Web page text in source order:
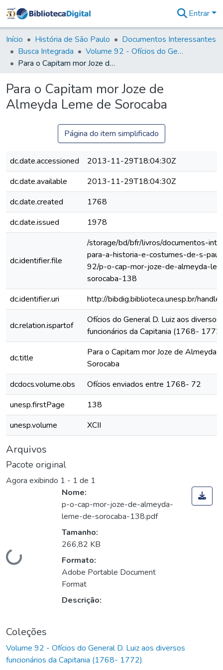
&
Coleções
Tudo na
Biblioteca
Estatísticas
Entrar
Início História de São Paulo
Documentos Interessantes
Busca Integrada
Volume 92 - Ofícios do General D. Luiz aos diversos funcionários da Capitania (1768- 1772)
Para o Capitam mor Joze de Almeyda Leme de Sorocaba
Para o Capitam mor Joze de
Almeyda Leme de Sorocaba
Página do item simplificado
dc.date.accessioned
2013-11-29T18:04:30Z
dc.date.available
2013-11-29T18:04:30Z
dc.date.created
1768
dc.date.issued
1978
dc.identifier.file
/storage/bd/bfr/livros/documentos-
para-a-historia-e-costumes-de-s-
92/p-o-cap-mor-joze-de-almeyda-
sorocaba-138
dc.identifier.uri
http://bibdig.biblioteca.unesp.br/
dc.relation.ispartof
Ofícios do General D. Luiz aos diversos
funcionários da Capitania (1768- 1772)
dc.title
Para o Capitam mor Joze de Almeyda
Sorocaba
dcdocs.volume.obs
Ofícios enviados entre 1768- 72
unesp.firstPage
138
unesp.volume
XCII
Arquivos
Pacote original
Agora exibindo 1 - 1 de 1
Carregando...
Nome:
p-o-cap-mor-joze-de-almeyda-
leme-de-sorocaba-138.pdf
Tamanho:
266,82 KB
Formato:
Adobe Portable Document
Format
Descrição:
Coleções
Volume 92 - Ofícios do General D. Luiz aos diversos
funcionários da Capitania (1768- 1772)